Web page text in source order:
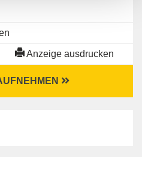
Anzeige ausdrucken